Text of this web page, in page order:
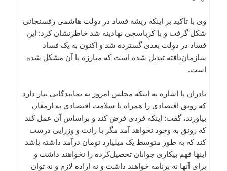
وی با تاکید بر اینکه ریشه فساد در دولت هاشمی رفسنجانی
شکل گرفت و با کرباسچی نهادینه شد خاطرنشان کرد: این
فساد در دولت بعدی گسترده شد و اکنون به یک فساد
سازمان‌یافته تبدیل شده است که مبارزه با آن مشکل شده
است.
نادران با اشاره به اینکه مجلس امروز به نمایندگانی نیاز دارد
که رونق اقتصادی را همراه با سلامت اقتصادی به ارمغان
بیاورند، گفت: اینکه فردی فرض کند و براساس آن عمل کند
که رونق به وجود نخواهد آمد مگر با رانت و وزرایی درست
کند که به طور متوسط یک میلیارد تومان درآمد داشته باشد
اینها فهم بیکاری جوانان تحصیل‌کرده را نخواهند داشت و
برای آنها نه برنامه خواهند داشت و نه اراده لازم و نه توان